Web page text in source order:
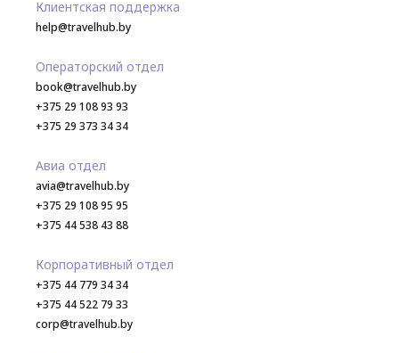
Клиентская поддержка
help@travelhub.by
Операторский отдел
book@travelhub.by
+375 29 108 93 93
+375 29 373 34 34
Авиа отдел
avia@travelhub.by
+375 29 108 95 95
+375 44 538 43 88
Корпоративный отдел
+375 44 779 34 34
+375 44 522 79 33
corp@travelhub.by